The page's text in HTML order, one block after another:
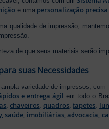
e uma personalização precisa
qualidade de impressão,
de que seus materiais serão
suas Necessidades
ampla variedade de impressos, com
e entrega ágil em todo o
,chaveiros, quadros,tapetes,
, saúde, imobiliárias,advocacia,